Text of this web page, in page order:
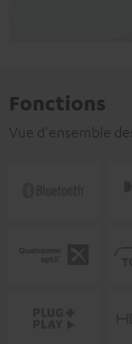
Fonctions
Vue d'ensemble